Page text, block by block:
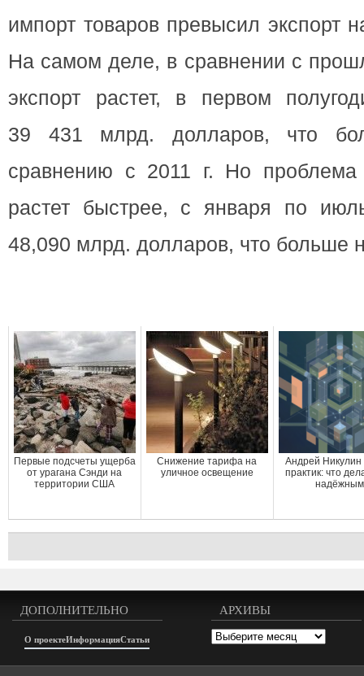
импорт товаров превысил экспорт
На самом деле, в сравнении с
экспорт растет, в первом
39 431 млрд. долларов, что
сравнению с 2011 г. Но
растет быстрее, с января по
48,090 млрд. долларов, что больше
Первые подсчеты ущерба
от урагана Сэнди на
территории США
Снижение тарифа на
уличное освещение
Андрей
практик: что
надёжным
ДОПОЛНИТЕЛЬНО
О проектеИнформацияСтатьи
АРХИВЫ
Архивы